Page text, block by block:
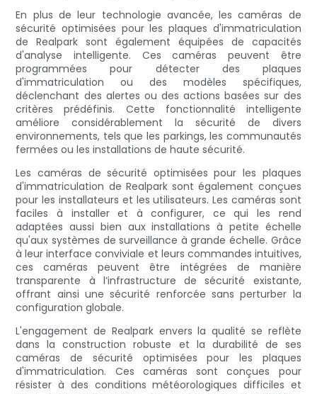
En plus de leur technologie avancée, les caméras de
sécurité optimisées pour les plaques d'immatriculation
de Realpark sont également équipées de capacités
d'analyse intelligente. Ces caméras peuvent être
programmées pour détecter des plaques
d'immatriculation ou des modèles spécifiques,
déclenchant des alertes ou des actions basées sur des
critères prédéfinis. Cette fonctionnalité intelligente
améliore considérablement la sécurité de divers
environnements, tels que les parkings, les communautés
fermées ou les installations de haute sécurité.
Les caméras de sécurité optimisées pour les plaques
d'immatriculation de Realpark sont également conçues
pour les installateurs et les utilisateurs. Les caméras sont
faciles à installer et à configurer, ce qui les rend
adaptées aussi bien aux installations à petite échelle
qu'aux systèmes de surveillance à grande échelle. Grâce
à leur interface conviviale et leurs commandes intuitives,
ces caméras peuvent être intégrées de manière
transparente à l’infrastructure de sécurité existante,
offrant ainsi une sécurité renforcée sans perturber la
configuration globale.
L'engagement de Realpark envers la qualité se reflète
dans la construction robuste et la durabilité de ses
caméras de sécurité optimisées pour les plaques
d'immatriculation. Ces caméras sont conçues pour
résister à des conditions météorologiques difficiles et